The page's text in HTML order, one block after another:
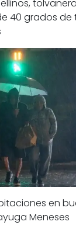
40 grados de
en
Meneses